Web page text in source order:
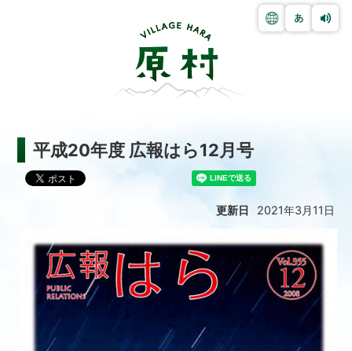
平成20年度 広報はら12月号
更新日 2021年3月11日